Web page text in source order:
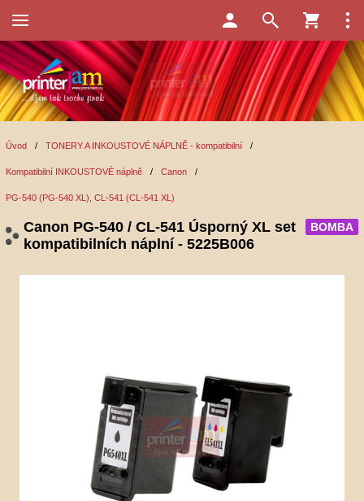
Úvod / TONERY A INKOUSTOVÉ NÁPLNĚ - kompatibilní /
Kompatibilní INKOUSTOVÉ náplně / Canon /
PG-540 (PG-540 XL), CL-541 (CL-541 XL)
BOMBA
Canon PG-540 / CL-541 Úsporný XL set
kompatibilních náplní - 5225B006